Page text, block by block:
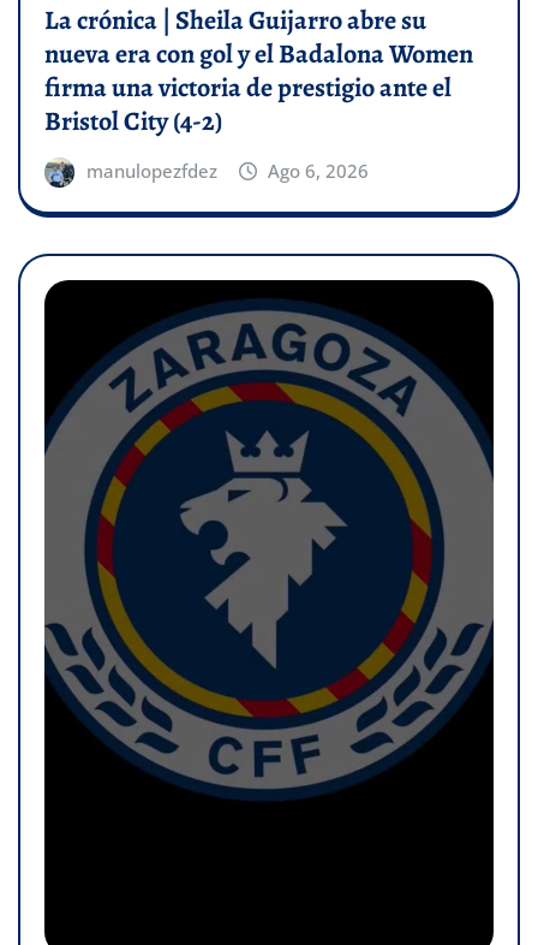
La crónica | Sheila Guijarro abre su
nueva era con gol y el Badalona Women
firma una victoria de prestigio ante el
Bristol City (4-2)
manulopezfdez Ago 6, 2026